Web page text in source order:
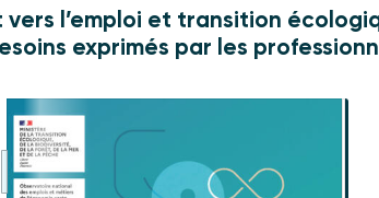
l’emploi et transition
exprimés par les